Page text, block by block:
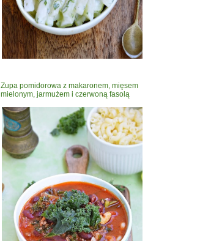
Zupa pomidorowa z makaronem, mięsem
mielonym, jarmużem i czerwoną fasolą